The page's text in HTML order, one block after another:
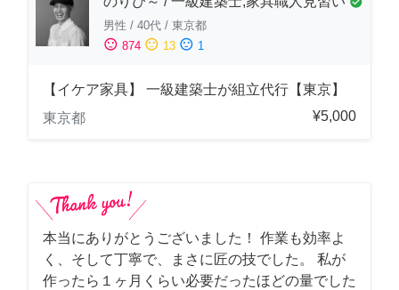
男性 / 40代 / 東京都
sentiment_satisfied 874 sentiment_neutral 13 sentiment_dissatisfied 1
【イケア家具】 一級建築士が組立代行【東京】
東京都
¥5,000
本当にありがとうございました！ 作業も効率よ
く、そして丁寧で、まさに匠の技でした。 私が
作ったら１ヶ月くらい必要だったほどの量でした